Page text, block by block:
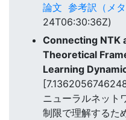
論文 参考訳（メタ
24T06:30:36Z)
Connecting NTK
Theoretical
Learning
ニューラルネット
制限で理解するた